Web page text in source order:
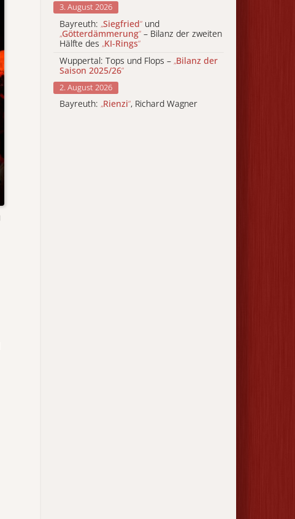
3. August 2026
Bayreuth: „Siegfried“ und
„Götterdämmerung“ – Bilanz der zweiten
Hälfte des „KI-Rings“
Wuppertal: Tops und Flops – „Bilanz der
Saison 2025/26“
2. August 2026
Bayreuth: „Rienzi“, Richard Wagner